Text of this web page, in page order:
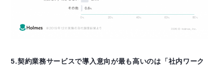
5.契約業務サービスで導入意向が最も高いのは「社内ワーク